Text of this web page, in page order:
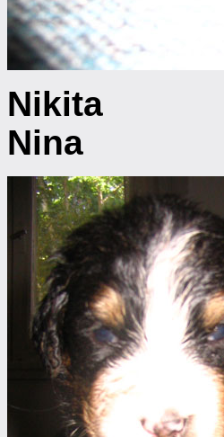
Nina